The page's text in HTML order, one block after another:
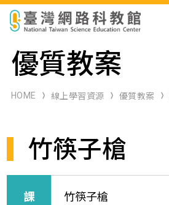
科展作品檢索
科學研習月刊
優質教案
HOME 線上學習資源 優質教案
竹筷子槍
課
竹筷子槍